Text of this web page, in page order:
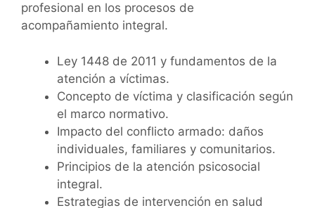
profesional en los procesos de
acompañamiento integral.
Ley 1448 de 2011 y fundamentos de la
atención a víctimas.
Concepto de víctima y clasificación según
el marco normativo.
Impacto del conflicto armado: daños
individuales, familiares y comunitarios.
Principios de la atención psicosocial
integral.
Estrategias de intervención en salud